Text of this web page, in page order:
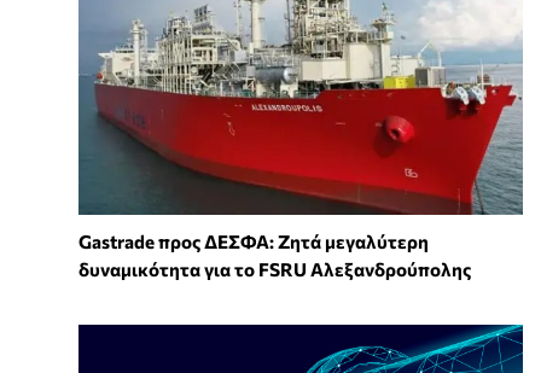
Gastrade προς ΔΕΣΦΑ: Ζητά μεγαλύτερη
δυναμικότητα για το FSRU Αλεξανδρούπολης